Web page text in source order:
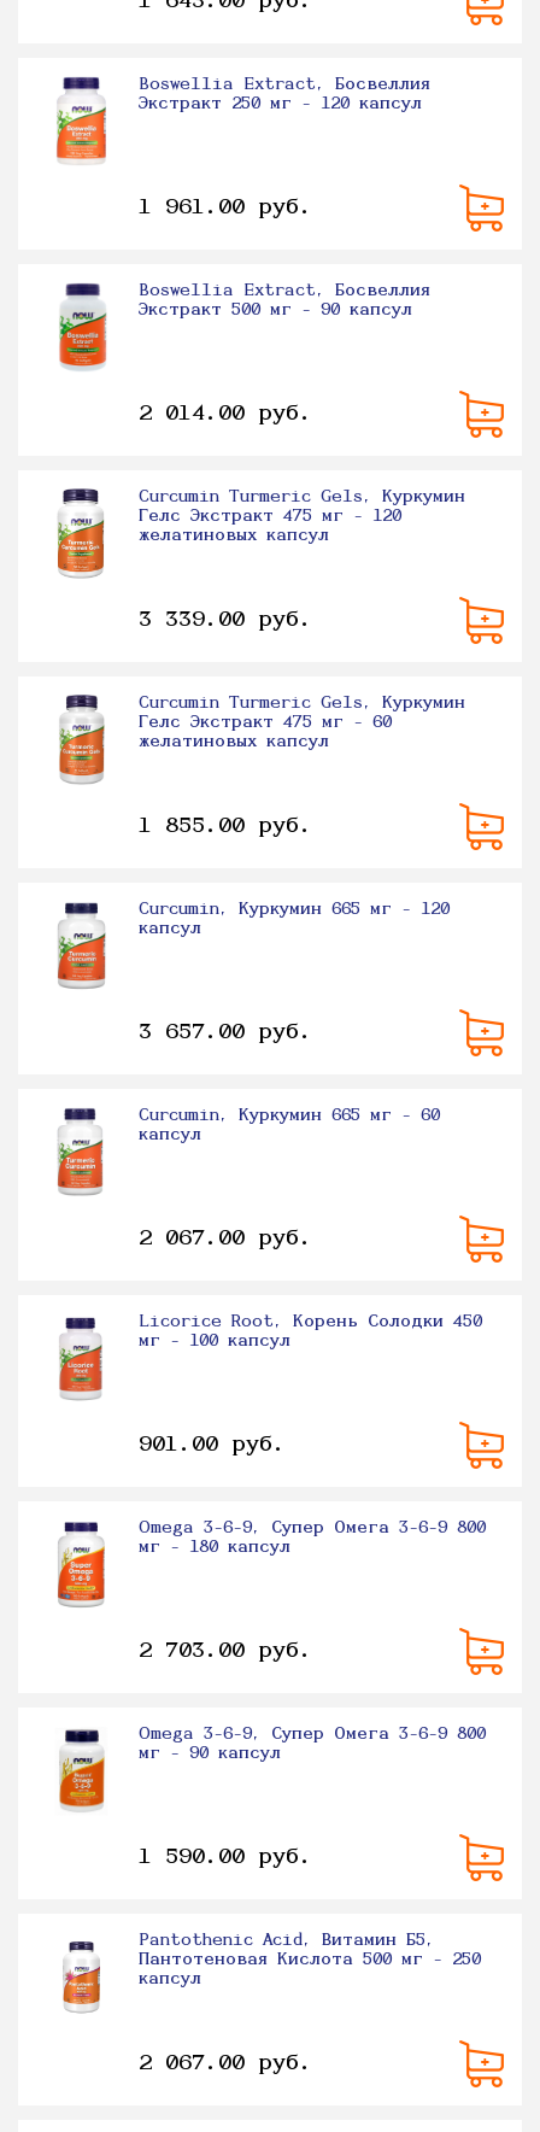
Boswellia Extract, Босвеллия
Экстракт 250 мг - 120 капсул
1 961.00 руб.
Boswellia Extract, Босвеллия
Экстракт 500 мг - 90 капсул
2 014.00 руб.
Curcumin Turmeric Gels, Куркумин
Гелс Экстракт 475 мг - 120
желатиновых капсул
3 339.00 руб.
Curcumin Turmeric Gels, Куркумин
Гелс Экстракт 475 мг - 60
желатиновых капсул
1 855.00 руб.
Curcumin, Куркумин 665 мг - 120
капсул
3 657.00 руб.
Curcumin, Куркумин 665 мг - 60
капсул
2 067.00 руб.
Licorice Root, Корень Солодки 450
мг - 100 капсул
901.00 руб.
Omega 3-6-9, Супер Омега 3-6-9 800
мг - 180 капсул
2 703.00 руб.
Omega 3-6-9, Супер Омега 3-6-9 800
мг - 90 капсул
1 590.00 руб.
Pantothenic Acid, Витамин Б5,
Пантотеновая Кислота 500 мг - 250
капсул
2 067.00 руб.